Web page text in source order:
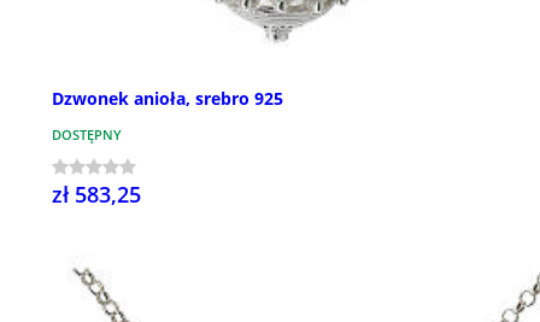
Dzwonek anioła, srebro 925
DOSTĘPNY
zł 583,25